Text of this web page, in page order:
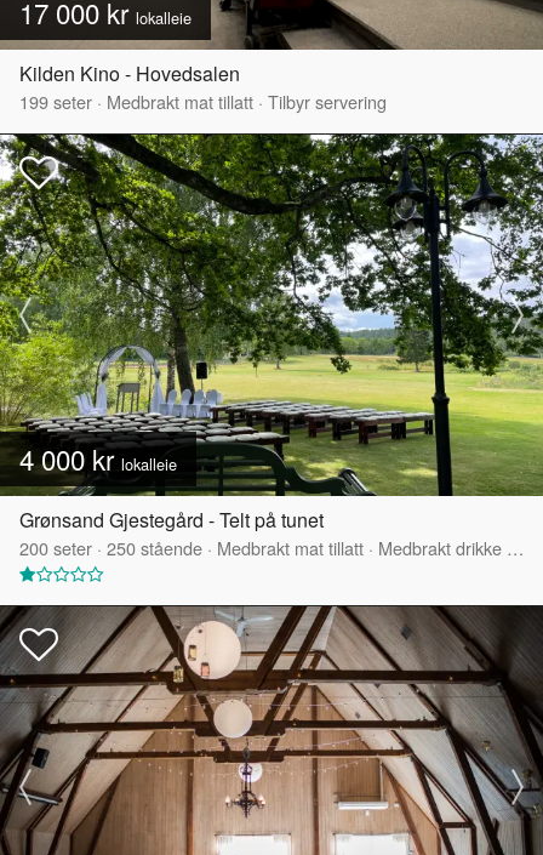
17 000 kr lokalleie
Kilden Kino - Hovedsalen
199seter · Medbrakt mat tillatt · Tilbyr servering
4 000 krlokalleie
Grønsand Gjestegård - Telt på tunet
200seter · 250stående · Medbrakt mat tillatt · Medbrakt drikke tillatt